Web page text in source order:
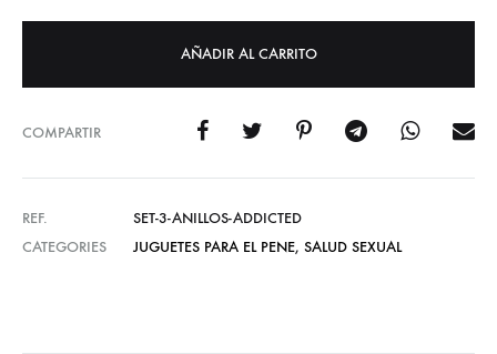
AÑADIR AL CARRITO
COMPARTIR
REF.
SET-3-ANILLOS-ADDICTED
CATEGORIES
JUGUETES PARA EL PENE, SALUD SEXUAL